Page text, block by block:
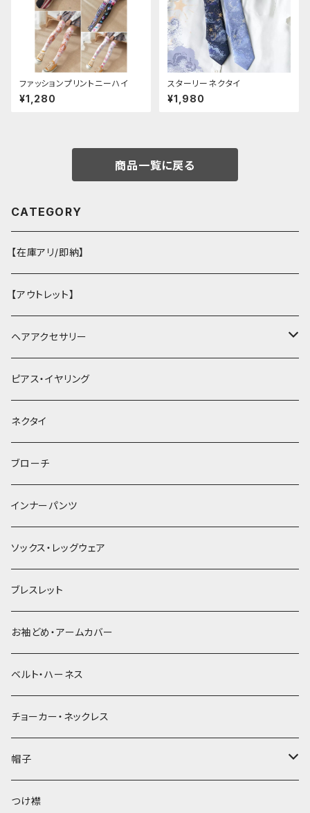
ファッションプリントニーハイ
¥1,280
スターリーネクタイ
¥1,980
商品一覧に戻る
CATEGORY
【在庫アリ/即納】
【アウトレット】
ヘアアクセサリー
ヘアクリップ
ヘッドドレス・カチューシャ
ヘアゴム
簪
ピアス・イヤリング
ネクタイ
ブローチ
インナーパンツ
ソックス・レッグウェア
ブレスレット
お袖どめ・アームカバー
ベルト・ハーネス
チョーカー・ネックレス
帽子
ベレー帽
つけ襟